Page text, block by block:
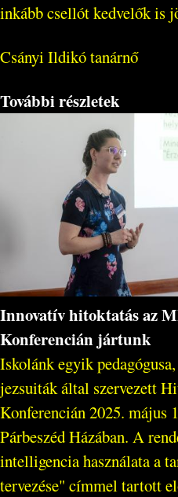
inkább csellót kedvelők is
Csányi Ildikó tanárnő
További részletek
Innovatív hitoktatás az
Konferencián jártunk
Iskolánk egyik
jezsuiták által szervezett
Konferencián 2025. május
Párbeszéd Házában. A
intelligencia használata a
tervezése" címmel tartott